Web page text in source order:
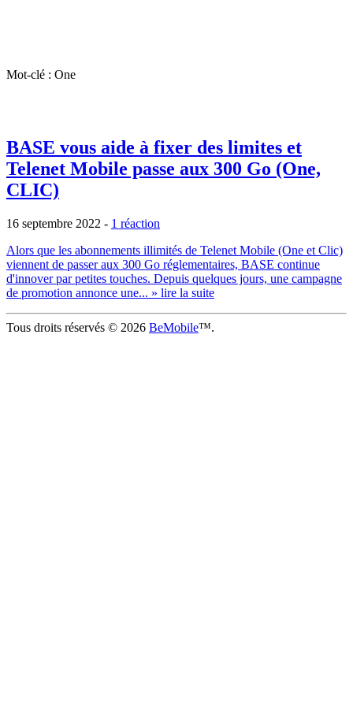
Mot-clé : One
BASE vous aide à fixer des limites et
Telenet Mobile passe aux 300 Go (One,
CLIC)
16 septembre 2022 - 1 réaction
Alors que les abonnements illimités de Telenet Mobile (One et Clic)
viennent de passer aux 300 Go réglementaires, BASE continue
d'innover par petites touches. Depuis quelques jours, une campagne
de promotion annonce une... » lire la suite
Tous droits réservés © 2026 BeMobile™.